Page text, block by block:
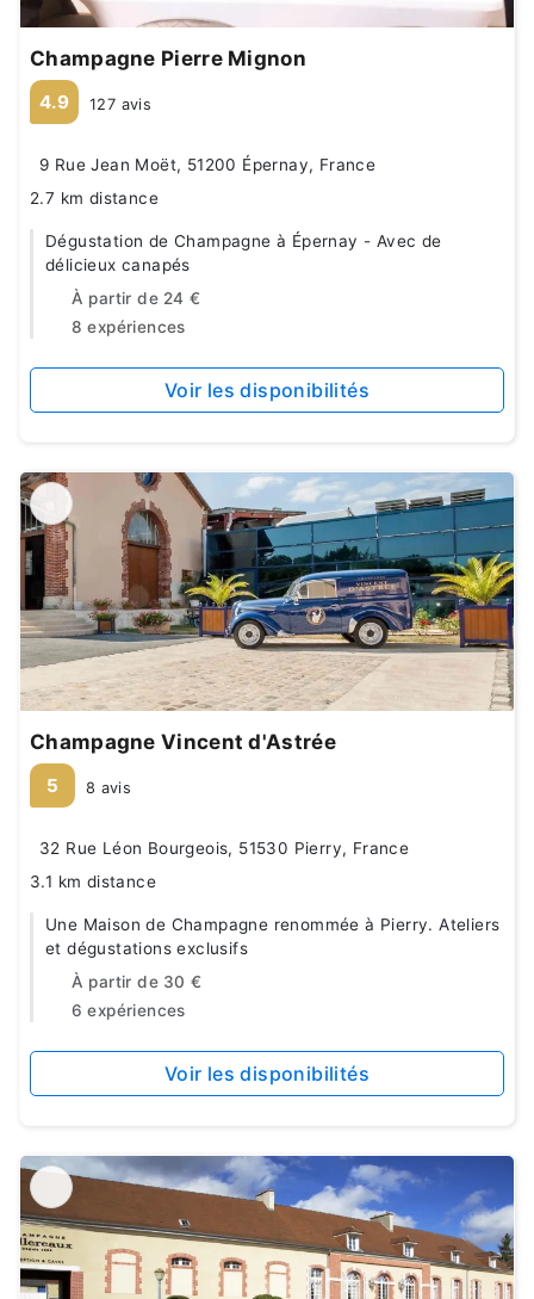
Champagne Pierre Mignon
4.9 127 avis
9 Rue Jean Moët, 51200 Épernay, France
2.7 km distance
Dégustation de Champagne à Épernay - Avec de
délicieux canapés
À partir de 24 €
8 expériences
Voir les disponibilités
Champagne Vincent d'Astrée
5 8 avis
32 Rue Léon Bourgeois, 51530 Pierry, France
3.1 km distance
Une Maison de Champagne renommée à Pierry. Ateliers
et dégustations exclusifs
À partir de 30 €
6 expériences
Voir les disponibilités